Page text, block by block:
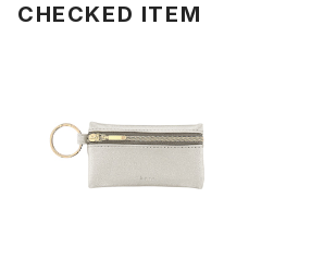
CHECKED ITEM